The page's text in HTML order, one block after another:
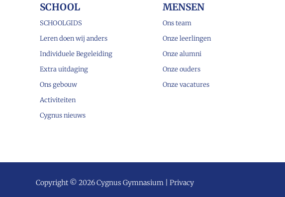
SCHOOL
SCHOOLGIDS
Leren doen wij anders
Individuele Begeleiding
Extra uitdaging
Ons gebouw
Activiteiten
Cygnus nieuws
MENSEN
Ons team
Onze leerlingen
Onze alumni
Onze ouders
Onze vacatures
Copyright © 2026 Cygnus Gymnasium | Privacy